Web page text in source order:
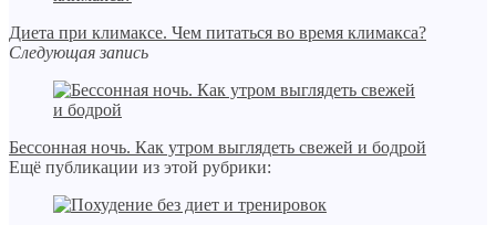
Диета при климаксе. Чем питаться во время климакса?
Следующая запись
Бессонная ночь. Как утром выглядеть свежей и бодрой
Ещё публикации из этой рубрики: